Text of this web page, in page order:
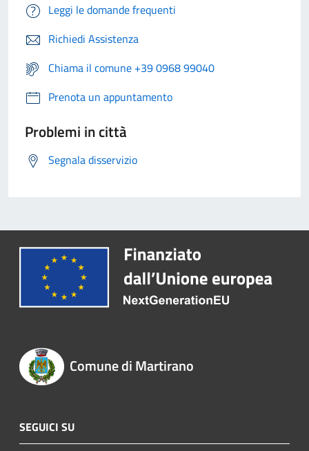
Leggi le domande frequenti
Richiedi Assistenza
Chiama il comune +39 0968 99040
Prenota un appuntamento
Problemi in città
Segnala disservizio
Comune di Martirano
SEGUICI SU